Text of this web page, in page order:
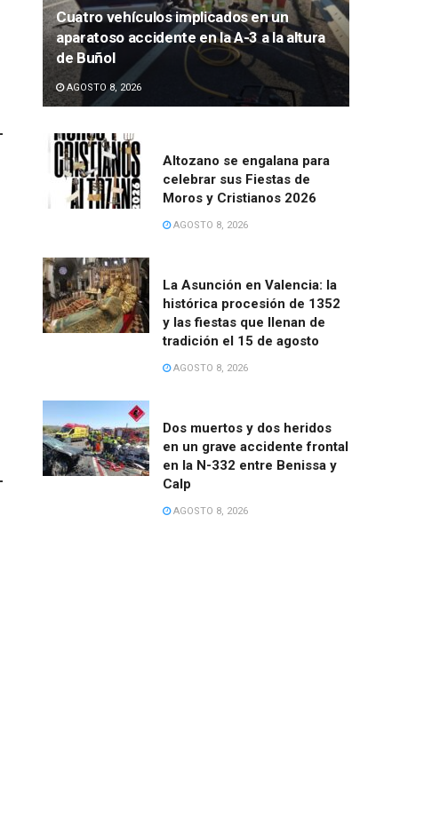
Cuatro vehículos implicados en un
aparatoso accidente en la A-3 a la altura
de Buñol
AGOSTO 8, 2026
Altozano se engalana para
celebrar sus Fiestas de
Moros y Cristianos 2026
AGOSTO 8, 2026
La Asunción en Valencia: la
histórica procesión de 1352
y las fiestas que llenan de
tradición el 15 de agosto
AGOSTO 8, 2026
Dos muertos y dos heridos
en un grave accidente frontal
en la N-332 entre Benissa y
Calp
AGOSTO 8, 2026